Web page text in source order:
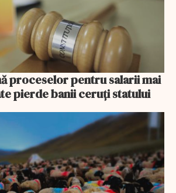
proceselor pentru salarii mai
pierde banii ceruți statului